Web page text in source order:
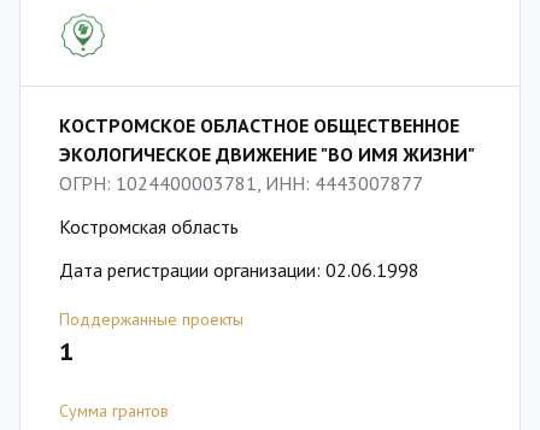
КОСТРОМСКОЕ ОБЛАСТНОЕ ОБЩЕСТВЕННОЕ
ЭКОЛОГИЧЕСКОЕ ДВИЖЕНИЕ "ВО ИМЯ ЖИЗНИ"
ОГРН: 1024400003781, ИНН: 4443007877
Костромская область
Дата регистрации организации: 02.06.1998
Поддержанные проекты
1
Сумма грантов